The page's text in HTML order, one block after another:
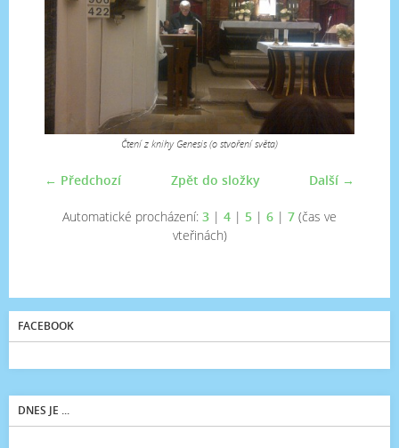
Čtení z knihy Genesis (o stvoření světa)
← Předchozí Další →
Zpět do složky
Automatické procházení: 3 | 4 | 5 | 6 | 7 (čas ve
vteřinách)
FACEBOOK
DNES JE ...